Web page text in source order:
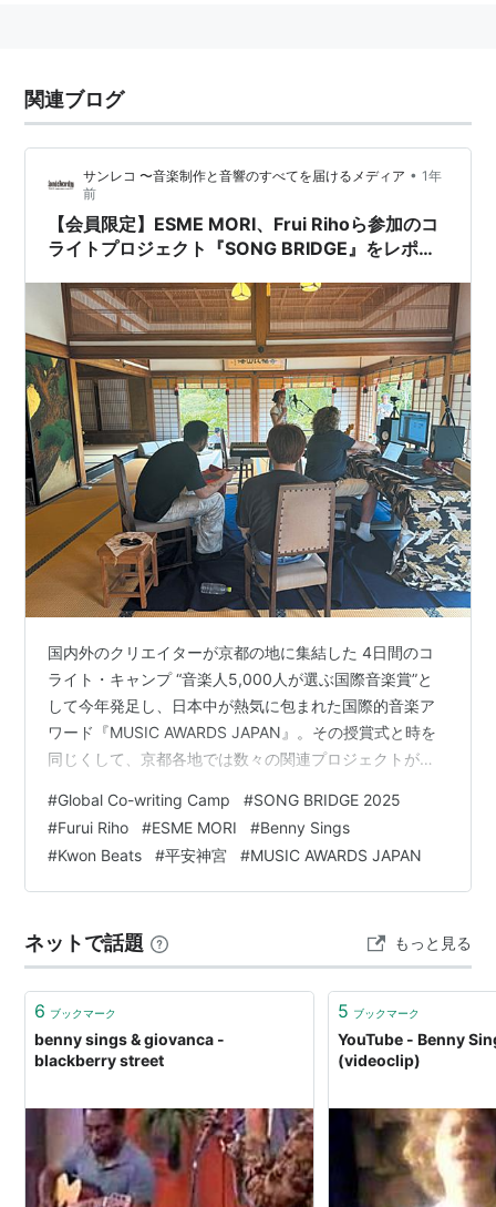
（ASIN:B000B63E0Q
Benny... at Home（2008）（ASIN:B000PA9PQU）
（ASIN:B00132S4MA）
関連ブログ
サンレコ 〜音楽制作と音響のすべてを届けるメディア • 1年
前
【会員限定】ESME MORI、Frui Rihoら参加のコ
ライトプロジェクト『SONG BRIDGE』をレポー
国内外のクリエイターが京都の地に集結した 4日間のコ
ライト・キャンプ “音楽人5,000人が選ぶ国際音楽賞”と
して今年発足し、日本中が熱気に包まれた国際的音楽ア
ワード『MUSIC AWARDS JAPAN』。その授賞式と時を
同じくして、京都各地では数々の関連プロジェクトが行
ー アンド エンタテインメント産業振興会）とTOYOTA
GROUPが共創する“MUSIC WAY PROJECT”の一環として
行われた『Global Co-writing Camp-SONG BRIDGE
2025-』（以下SONG BRIDGE）だ。『SONG BR…
#Global Co-writing Camp #SONG BRIDGE 2025
#Furui Riho #ESME MORI #Benny Sings
#Kwon Beats #平安神宮 #MUSIC AWARDS JAPAN
ネットで話題 もっと見る
6 ブックマーク
benny sings & giovanca -
blackberry street
5 ブックマーク
YouTube - Benny
(videoclip)